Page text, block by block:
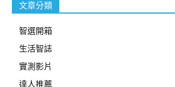
文章分類
智選開箱
生活智誌
實測影片
達人推薦